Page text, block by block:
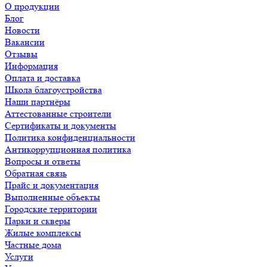
О продукции
Блог
Новости
Вакансии
Отзывы
Информация
Оплата и доставка
Школа благоустройства
Наши партнёры
Аттестованные строители
Сертификаты и документы
Политика конфиденциальности
Антикоррупционная политика
Вопросы и ответы
Обратная связь
Прайс и документация
Выполненные объекты
Городские территории
Парки и скверы
Жилые комплексы
Частные дома
Услуги